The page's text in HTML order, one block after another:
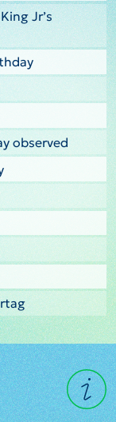
Jr’s
observed